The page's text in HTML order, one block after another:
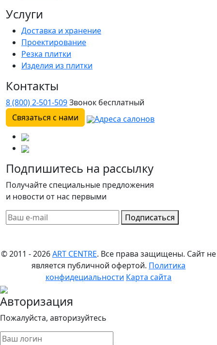
Услуги
Доставка и хранение
Проектирование
Резка плитки
Изделия из плитки
Контакты
8 (800) 2-501-509Звонок бесплатный
Связаться с нами
Адреса салонов
Подпишитесь на рассылку
Получайте специальные предложения
и новости от нас первыми
Подписаться
© 2011 - 2026ART CENTRE. Все права защищены. Сайт не
является публичной офертой. Политика
конфидециальности Карта сайта
Авторизация
Пожалуйста, авторизуйтесь